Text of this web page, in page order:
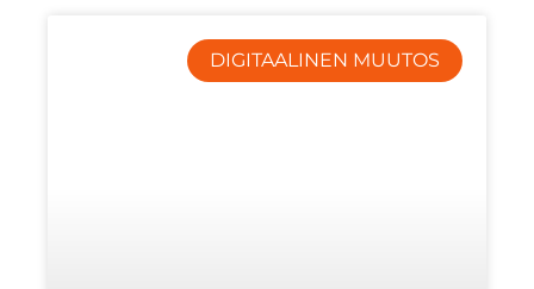
DIGITAALINEN MUUTOS